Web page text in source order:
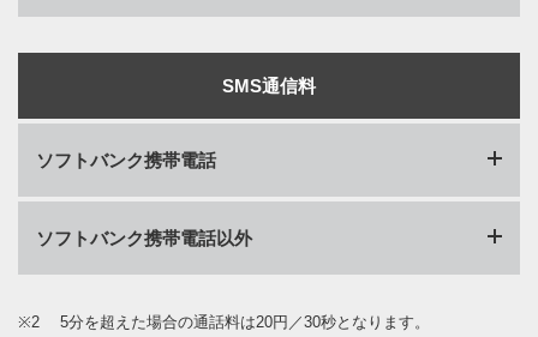
無料
受信
SMS通信料
ソフトバンク携帯電話
受信
ソフトバンク携帯電話以外
受信 無料
※2 5分を超えた場合の通話料は20円／30秒となります。